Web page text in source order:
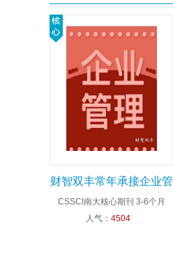
财智双丰常年承接企业管
理杂志业务
CSSCI南大核心期刊 3-6个月
人气： 4504